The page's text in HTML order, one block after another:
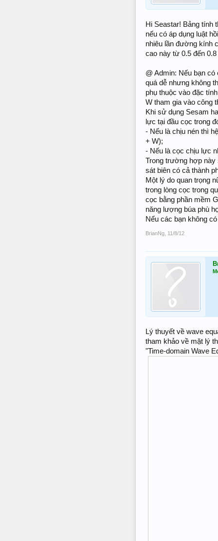
Hi Seastar! Bảng tính
nếu có áp dụng luật
nhiêu lần đường kính
cao này từ 0.5 đến
@ Admin: Nếu bạn
quá dễ nhưng không
phụ thuộc vào đặc
W tham gia vào công
Khi sử dụng Sesam
lực tại đầu cọc trong
- Nếu là chịu nén thì
+ W);
- Nếu là cọc chịu lực
Trong trường hợp này
sát biên có cả thành
Một lý do quan trọng
trong lòng cọc trong
cọc bằng phần mềm
năng lượng búa phù
Nếu các bạn không
BrianNg 11/8/12
Lý thuyết về wave
tham khảo về mặt lý
"Time-domain Wave